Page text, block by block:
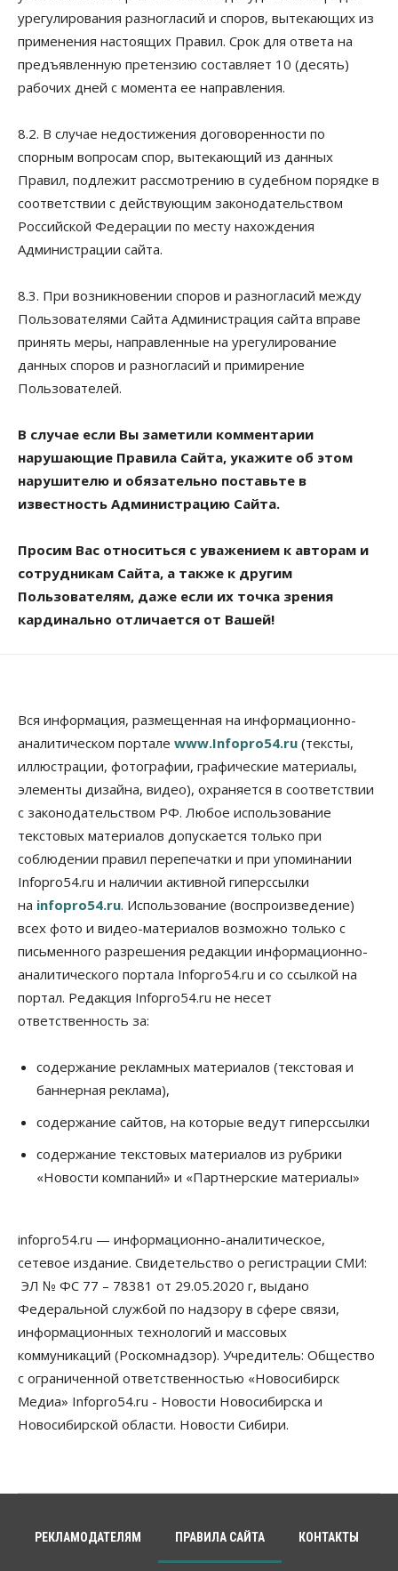
урегулирования разногласий и споров, вытекающих из
применения настоящих Правил. Срок для ответа на
предъявленную претензию составляет 10 (десять)
рабочих дней с момента ее направления.
8.2. В случае недостижения договоренности по
спорным вопросам спор, вытекающий из данных
Правил, подлежит рассмотрению в судебном порядке в
соответствии с действующим законодательством
Российской Федерации по месту нахождения
Администрации сайта.
8.3. При возникновении споров и разногласий между
Пользователями Сайта Администрация сайта вправе
принять меры, направленные на урегулирование
данных споров и разногласий и примирение
Пользователей.
В случае если Вы заметили комментарии
нарушающие Правила Сайта, укажите об этом
нарушителю и обязательно поставьте в
известность Администрацию Сайта.
Просим Вас относиться с уважением к авторам и
сотрудникам Сайта, а также к другим
Пользователям, даже если их точка зрения
кардинально отличается от Вашей!
Вся информация, размещенная на информационно-
аналитическом портале www.Infopro54.ru (тексты,
иллюстрации, фотографии, графические материалы,
элементы дизайна, видео), охраняется в соответствии
с законодательством РФ. Любое использование
текстовых материалов допускается только при
соблюдении правил перепечатки и при упоминании
Infopro54.ru и наличии активной гиперссылки
на infopro54.ru. Использование (воспроизведение)
всех фото и видео-материалов возможно только с
письменного разрешения редакции информационно-
аналитического портала Infopro54.ru и со ссылкой на
портал. Редакция Infopro54.ru не несет
ответственность за:
содержание рекламных материалов (текстовая и
баннерная реклама),
содержание сайтов, на которые ведут гиперссылки
содержание текстовых материалов из рубрики
«Новости компаний» и «Партнерские материалы»
infopro54.ru — информационно-аналитическое,
сетевое издание. Свидетельство о регистрации СМИ:
ЭЛ № ФС 77 – 78381 от 29.05.2020 г, выдано
Федеральной службой по надзору в сфере связи,
информационных технологий и массовых
коммуникаций (Роскомнадзор). Учредитель: Общество
с ограниченной ответственностью «Новосибирск
Медиа» Infopro54.ru - Новости Новосибирска и
Новосибирской области. Новости Сибири.
РЕКЛАМОДАТЕЛЯМ ПРАВИЛА САЙТА КОНТАКТЫ